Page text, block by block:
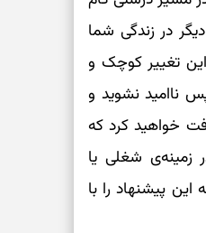
در زندگی شما
تغییر کوچک و
ناامید نشوید و
خواهید کرد که
شغلی یا
پیشنهاد را با